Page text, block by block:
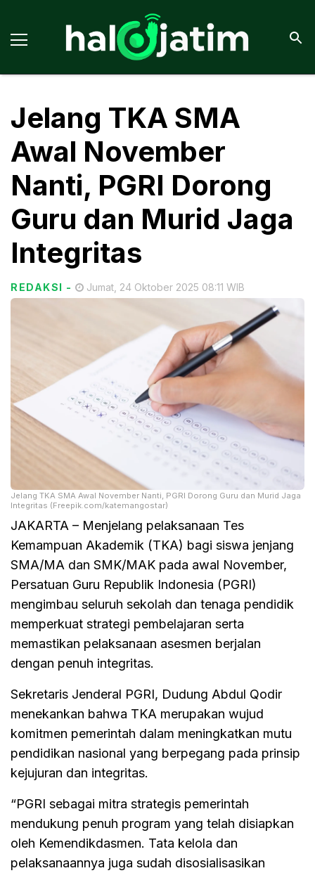
Jelang TKA SMA
Awal November
Nanti, PGRI Dorong
Guru dan Murid Jaga
Integritas
REDAKSI - Jumat, 24 Oktober 2025 08:11 WIB
Jelang TKA SMA Awal November Nanti, PGRI Dorong Guru dan Murid Jaga
Integritas (Freepik.com/katemangostar)
JAKARTA – Menjelang pelaksanaan Tes
Kemampuan Akademik (TKA) bagi siswa jenjang
SMA/MA dan SMK/MAK pada awal November,
Persatuan Guru Republik Indonesia (PGRI)
mengimbau seluruh sekolah dan tenaga pendidik
memperkuat strategi pembelajaran serta
memastikan pelaksanaan asesmen berjalan
dengan penuh integritas.
Sekretaris Jenderal PGRI, Dudung Abdul Qodir
menekankan bahwa TKA merupakan wujud
komitmen pemerintah dalam meningkatkan mutu
pendidikan nasional yang berpegang pada prinsip
kejujuran dan integritas.
“PGRI sebagai mitra strategis pemerintah
mendukung penuh program yang telah disiapkan
oleh Kemendikdasmen. Tata kelola dan
pelaksanaannya juga sudah disosialisasikan